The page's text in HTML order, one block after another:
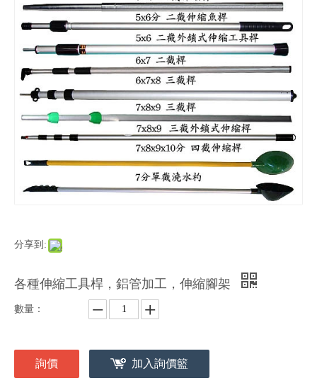
分享到:
各種伸縮工具桿，鋁管加工，伸縮腳架
數量：
詢價 加入詢價籃